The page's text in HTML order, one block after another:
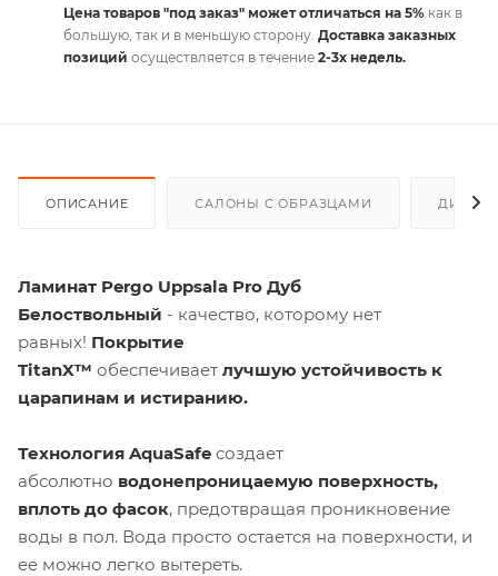
Цена товаров "под заказ" может отличаться на 5% как в
большую, так и в меньшую сторону. Доставка заказных
позиций осуществляется в течение 2-3х недель.
ОПИСАНИЕ САЛОНЫ С ОБРАЗЦАМИ
Ламинат Pergo Uppsala Pro Дуб
Белоствольный - качество, которому нет
равных! Покрытие
TitanX™ обеспечивает лучшую устойчивость к
царапинам и истиранию.
Технология AquaSafe создает
абсолютно водонепроницаемую поверхность,
вплоть до фасок, предотвращая проникновение
воды в пол. Вода просто остается на поверхности, и
ее можно легко вытереть.